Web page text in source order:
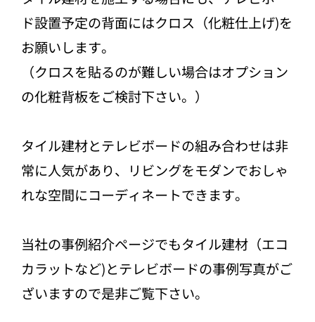
ド設置予定の背面にはクロス（化粧仕上げ)を
お願いします。
（クロスを貼るのが難しい場合はオプション
の化粧背板をご検討下さい。）
タイル建材とテレビボードの組み合わせは非
常に人気があり、リビングをモダンでおしゃ
れな空間にコーディネートできます。
当社の事例紹介ページでもタイル建材（エコ
カラットなど)とテレビボードの事例写真がご
ざいますので是非ご覧下さい。